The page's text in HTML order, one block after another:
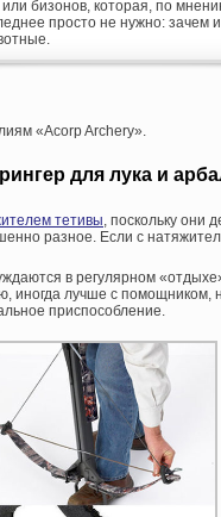
бизонов, которая, по
просто не нужно: зачем
«Acorp Archery».
для лука и
тетивы , поскольку они
разное. Если с
в регулярном
иногда лучше с помощником,
приспособление.